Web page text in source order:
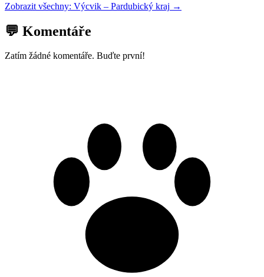
Zobrazit všechny: Výcvik – Pardubický kraj →
💬 Komentáře
Zatím žádné komentáře. Buďte první!